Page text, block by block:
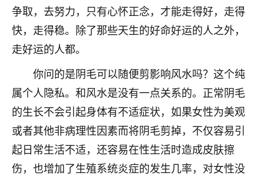
争取，去努力，只有心怀正念，才能走得好，走得
快，走得稳。除了那些天生的好命好运的人之外，
走好运的人都。
你问的是阴毛可以随便剪影响风水吗？这个纯
属个人隐私。和风水是没有一点关系的。正常阴毛
的生长不会引起身体有不适症状，如果女性为美观
或者其他非病理性因素而将阴毛剪掉，不仅容易引
起日常生活不适，还容易在性生活时造成皮肤擦
伤，也增加了生殖系统炎症的发生几率，对女性没
鹿森：可怜天下父母心啊！
3小时前 来自河北 16
我是公司人事调整，有升迁机会，但同时竞争的我们
三个，找老师的时候是抱着侥幸心理，没想到老师看
着我晋升有望，我半信半疑的按照老师建议，做了化
太岁还有一个发钱粮，本来年前的人事调整，拖到年
后，我以为都没戏了，结果开年一上班，开会提拔升
职第一个就是我，职务无所谓，主要是底薪加了
3000，非常开心，无论如何，感恩感谢！🙏🏻